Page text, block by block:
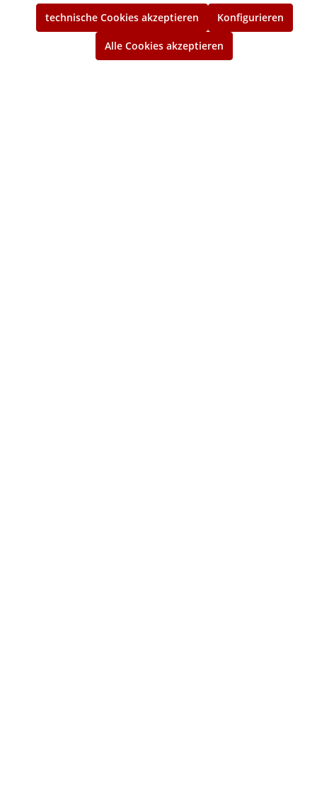
500x150-1/20mm
Tiefenmessschieber ULTRA active inox
mit Winkelhaken, mit abgeschrägter
technische Cookies akzeptieren Konfigurieren
Alle Cookies akzeptieren